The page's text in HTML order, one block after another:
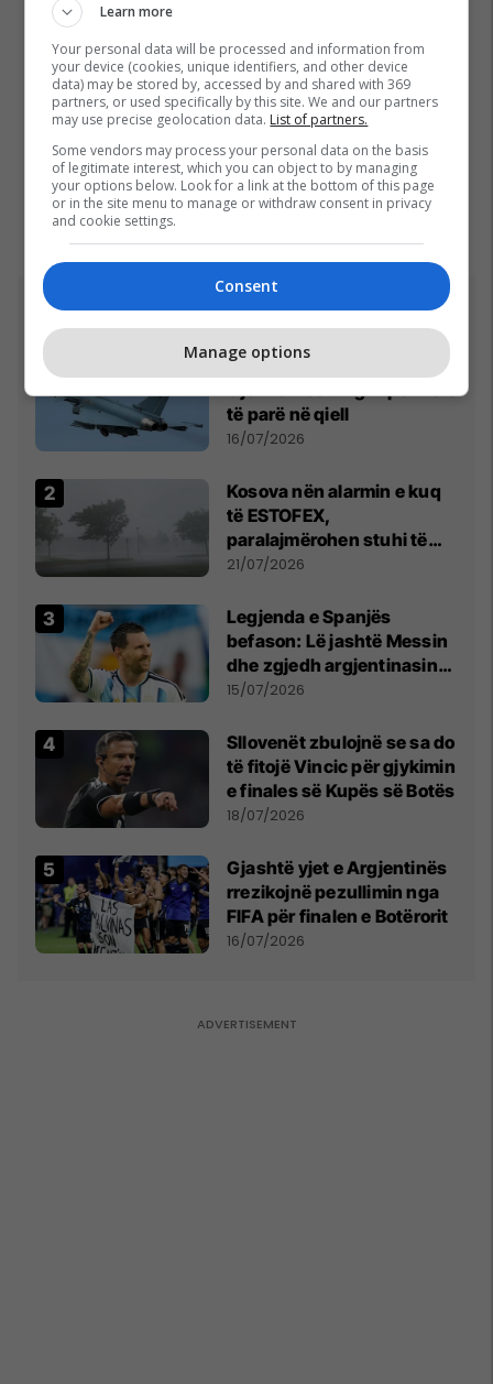
Top 5
Aeroplani më i ri luftarak i
Gjermanisë u ngrit për herë
të parë në qiell
16/07/2026
Kosova nën alarmin e kuq
të ESTOFEX,
paralajmërohen stuhi të
fuqishme me breshër dhe
21/07/2026
Legjenda e Spanjës
befason: Lë jashtë Messin
dhe zgjedh argjentinasin
më të mirë në botë
15/07/2026
Sllovenët zbulojnë se sa do
të fitojë Vincic për gjykimin
e finales së Kupës së Botës
18/07/2026
Gjashtë yjet e Argjentinës
rrezikojnë pezullimin nga
FIFA për finalen e Botërorit
16/07/2026
Learn more
Your personal data will be processed and information from
your device (cookies, unique identifiers, and other device
data) may be stored by, accessed by and shared with 369
partners, or used specifically by this site. We and our partners
may use precise geolocation data. List of partners.
Some vendors may process your personal data on the basis
of legitimate interest, which you can object to by managing
your options below. Look for a link at the bottom of this page
or in the site menu to manage or withdraw consent in privacy
and cookie settings.
Consent
Manage options